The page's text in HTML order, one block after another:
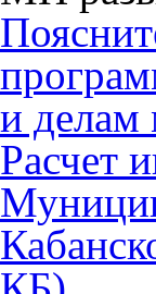
и делам
Расчет